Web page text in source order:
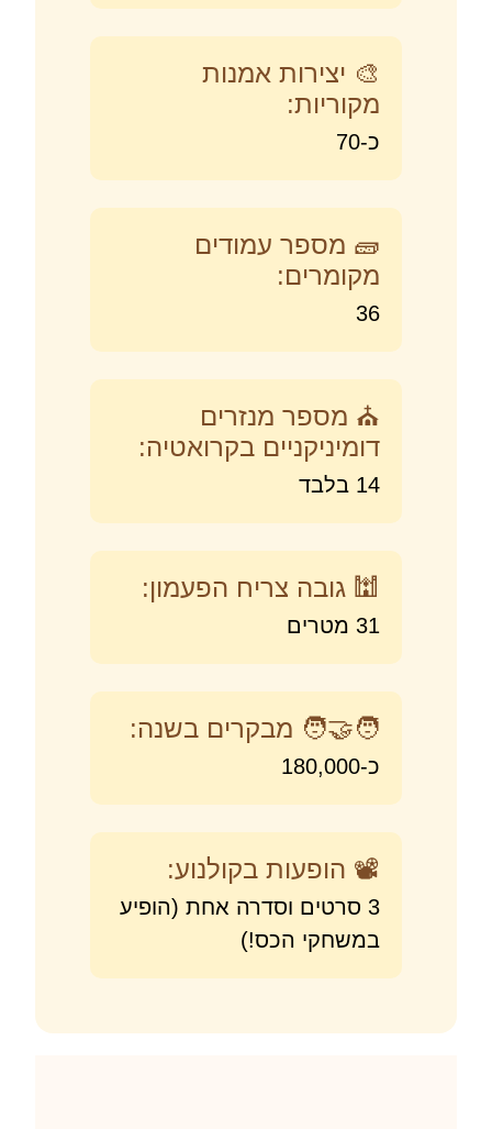
🎨 יצירות אמנות
מקוריות:
🧱 מספר עמודים
מקומרים:
⛪ מספר מנזרים
דומיניקניים בקרואטיה:
🕍 גובה צריח הפעמון:
🧑‍🤝‍🧑 מבקרים בשנה:
📽️ הופעות בקולנוע:
3 סרטים וסדרה אחת (הופיע
במשחקי הכס!)